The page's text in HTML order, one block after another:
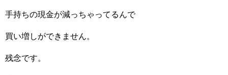
手持ちの現金が減っちゃってるんで
買い増しができません。
残念です。